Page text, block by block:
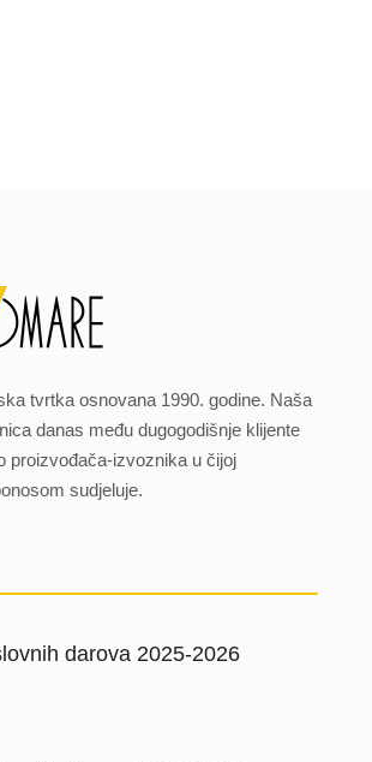
tvrtka osnovana 1990. godine. Naša
danas među dugogodišnje klijente
proizvođača-izvoznika u čijoj
sudjeluje.
darova 2025-2026